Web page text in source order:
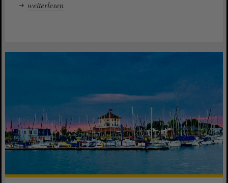
weiterlesen